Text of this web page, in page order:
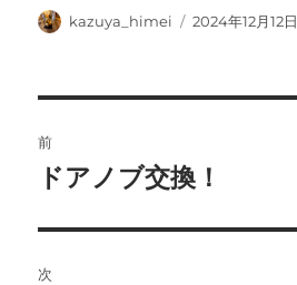
投
kazuya_himei
投
2024年12月12日
稿
ビ
前
前
投
稿:
ドアノブ交換！
次